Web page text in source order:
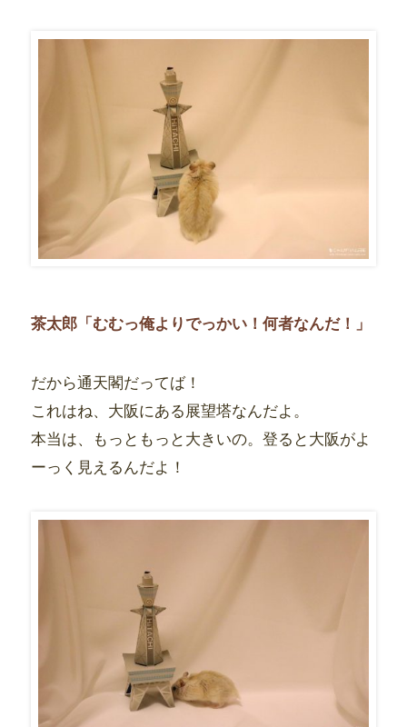
茶太郎「むむっ俺よりでっかい！何者なんだ！」
だから通天閣だってば！
これはね、大阪にある展望塔なんだよ。
本当は、もっともっと大きいの。登ると大阪がよ
ーっく見えるんだよ！